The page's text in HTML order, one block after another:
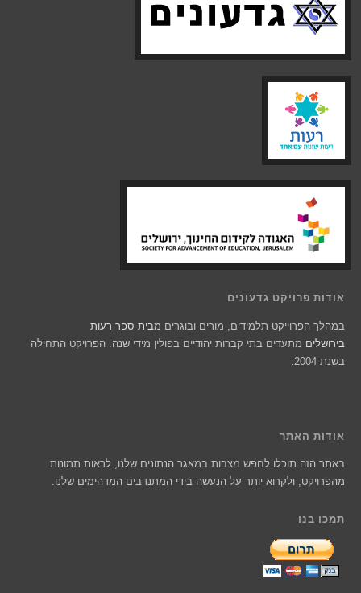
אודות פרויקט גדעונים
במהלך הפרוייקט תלמידים, מורים ובוגרים מבית ספר רעות
בירושלים מתעדים בתי קברות יהודיים בפולין מידי שנה. הפרויקט התחילה
בשנת 2004.
אודות האתר
באתר הזה תוכלו לחפש מצבות במאגר הנתונים שלנו, לראות תמונות
מהפרויקט, ולקרוא יותר על הנעשה בידי המתנדבים המדהימים שלנו.
תמכו בנו